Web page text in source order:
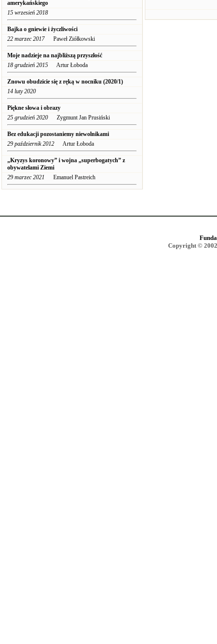
amerykańskiego
15 wrzesień 2018
Bajka o gniewie i życzliwości
22 marzec 2017Paweł Ziółkowski
Moje nadzieje na najbliższą przyszłość
18 grudzień 2015 Artur Łoboda
Znowu obudzicie się z ręką w nocniku (2020/1)
14 luty 2020
Piękne słowa i obrazy
25 grudzień 2020 Zygmunt Jan Prusiński
Bez edukacji pozostaniemy niewolnikami
29 październik 2012 Artur Łoboda
„Kryzys koronowy” i wojna „superbogatych” z
obywatelami Ziemi
29 marzec 2021 Emanuel Pastreich
Copyright ©